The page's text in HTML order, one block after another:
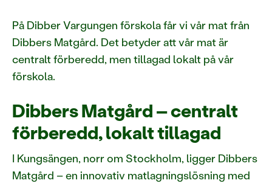
På Dibber Vargungen förskola får vi vår mat från
Dibbers Matgård. Det betyder att vår mat är
centralt förberedd, men tillagad lokalt på vår
förskola.
Dibbers Matgård – centralt
förberedd, lokalt tillagad
I Kungsängen, norr om Stockholm, ligger Dibbers
Matgård – en innovativ matlagningslösning med